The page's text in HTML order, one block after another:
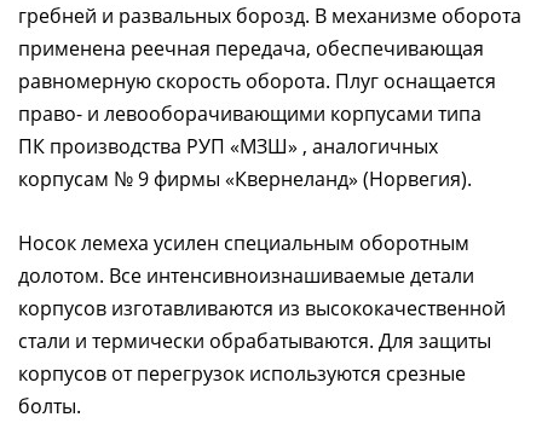
гребней и развальных борозд. В механизме оборота
применена реечная передача, обеспечивающая
равномерную скорость оборота. Плуг оснащается
право- и левооборачивающими корпусами типа
ПК производства РУП «МЗШ» , аналогичных
корпусам № 9 фирмы «Квернеланд» (Норвегия).
Носок лемеха усилен специальным оборотным
долотом. Все интенсивноизнашиваемые детали
корпусов изготавливаются из высококачественной
стали и термически обрабатываются. Для защиты
корпусов от перегрузок используются срезные
болты.